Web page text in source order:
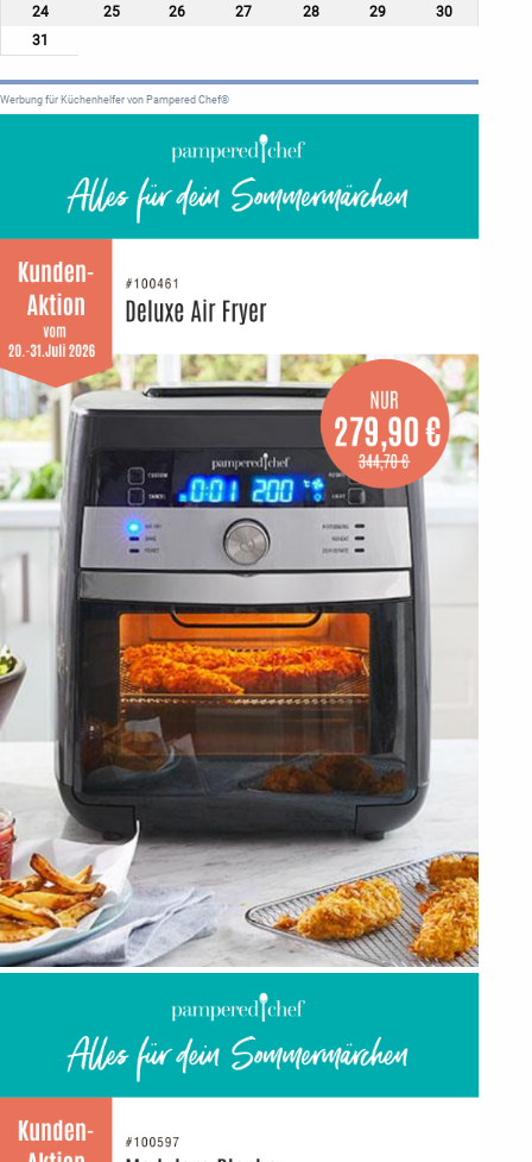
24
25 26 27 28 29
30
31
Werbung für Küchenhelfer von Pampered Chef®